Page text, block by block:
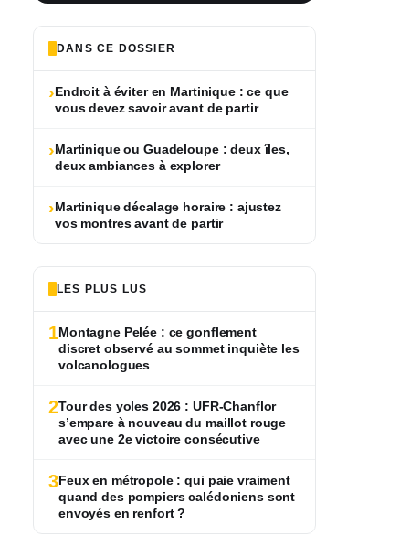
DANS CE DOSSIER
›Endroit à éviter en Martinique : ce que
vous devez savoir avant de partir
›Martinique ou Guadeloupe : deux îles,
deux ambiances à explorer
›Martinique décalage horaire : ajustez
vos montres avant de partir
LES PLUS LUS
1Montagne Pelée : ce gonflement
discret observé au sommet inquiète les
volcanologues
2Tour des yoles 2026 : UFR-Chanflor
s’empare à nouveau du maillot rouge
avec une 2e victoire consécutive
3Feux en métropole : qui paie vraiment
quand des pompiers calédoniens sont
envoyés en renfort ?